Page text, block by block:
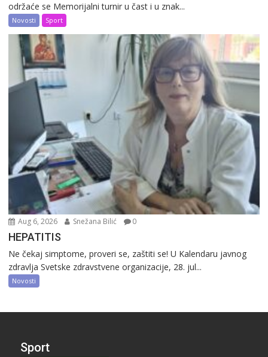
održaće se Memorijalni turnir u čast i u znak...
Novosti Sport
Aug 6, 2026 Snežana Bilić 0
HEPATITIS
Ne čekaj simptome, proveri se, zaštiti se! U Kalendaru javnog
zdravlja Svetske zdravstvene organizacije, 28. jul...
Novosti
Sport